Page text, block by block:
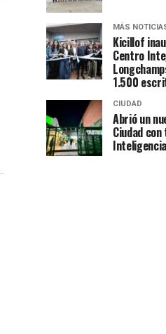
MÁS
Kicillof
Centro
1.500
CIUDAD
Abrió un
Ciudad